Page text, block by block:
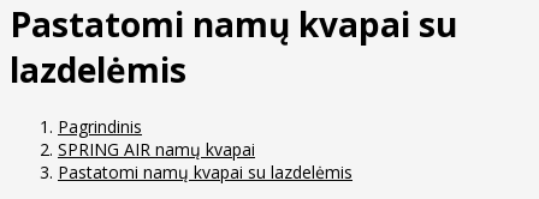
Pastatomi namų kvapai su
lazdelėmis
Pagrindinis
SPRING AIR namų kvapai
Pastatomi namų kvapai su lazdelėmis